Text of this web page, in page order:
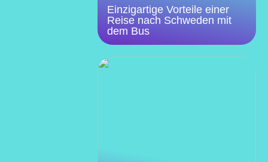
Einzigartige Vorteile einer
Reise nach Schweden mit
dem Bus